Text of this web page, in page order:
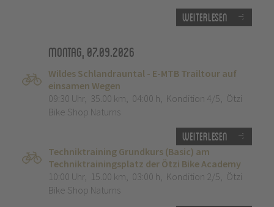
Weiterlesen
Montag, 07.09.2026
Wildes Schlandrauntal - E-MTB Trailtour auf
einsamen Wegen
09:30 Uhr, 35.00 km, 04:00 h, Kondition 4/5, Ötzi
Bike Shop Naturns
Weiterlesen
Techniktraining Grundkurs (Basic) am
Techniktrainingsplatz der Ötzi Bike Academy
10:00 Uhr, 15.00 km, 03:00 h, Kondition 2/5, Ötzi
Bike Shop Naturns